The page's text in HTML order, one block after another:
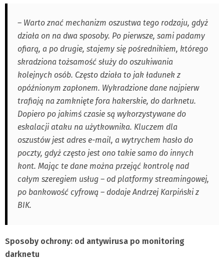
– Warto znać mechanizm oszustwa tego rodzaju, gdyż
działa on na dwa sposoby. Po pierwsze, sami padamy
ofiarą, a po drugie, stajemy się pośrednikiem, którego
skradziona tożsamość służy do oszukiwania
kolejnych osób. Często działa to jak ładunek z
opóźnionym zapłonem. Wykradzione dane najpierw
trafiają na zamknięte fora hakerskie, do darknetu.
Dopiero po jakimś czasie są wykorzystywane do
eskalacji ataku na użytkownika. Kluczem dla
oszustów jest adres e-mail, a wytrychem hasło do
poczty, gdyż często jest ono takie samo do innych
kont. Mając te dane można przejąć kontrolę nad
całym szeregiem usług – od platformy streamingowej,
po bankowość cyfrową – dodaje Andrzej Karpiński z
BIK.
Sposoby ochrony: od antywirusa po monitoring
darknetu